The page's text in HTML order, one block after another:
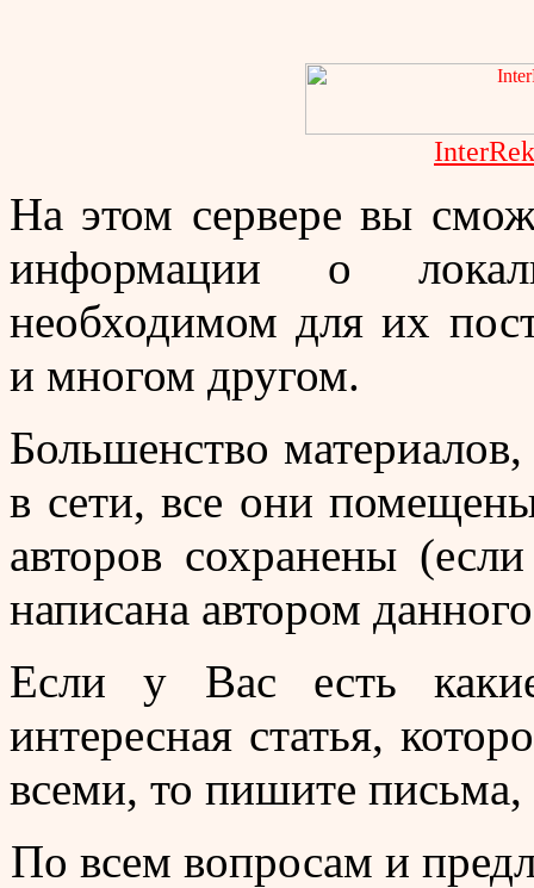
На этом сервере вы
информации о
необходимом для их
и многом другом.
Большенство
в сети, все они
авторов сохранены
написана автором
Если у Вас есть
интересная статья,
всеми, то пишите письма,
По всем вопросам и